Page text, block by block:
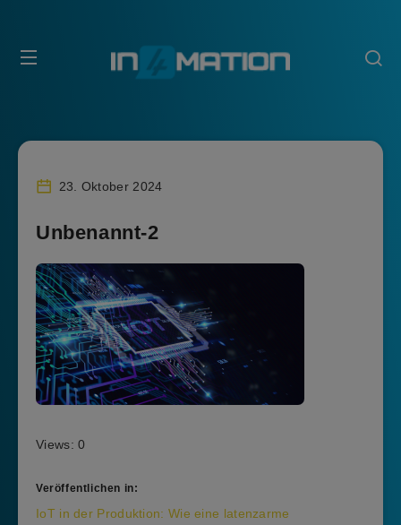
23. Oktober 2024
Unbenannt-2
Views: 0
Veröffentlichen in:
Beitragsnavigation
IoT in der Produktion: Wie eine latenzarme